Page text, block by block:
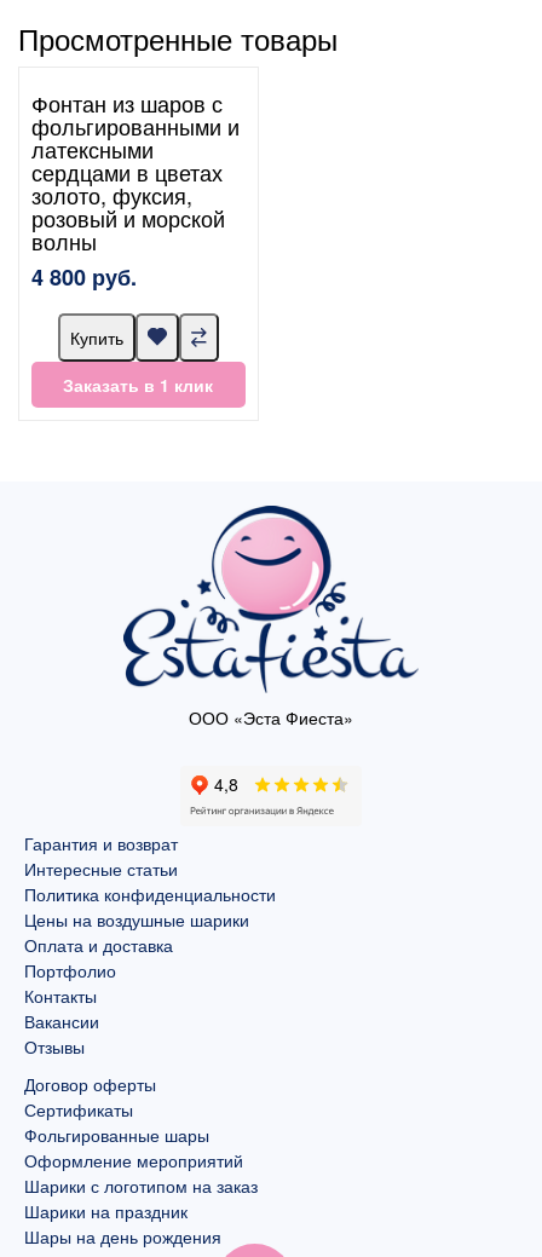
Просмотренные товары
Фонтан из шаров с
фольгированными и
латексными
сердцами в цветах
золото, фуксия,
розовый и морской
волны
4 800 руб.
Купить
Заказать в 1 клик
ООО «Эста Фиеста»
Гарантия и возврат
Интересные статьи
Политика конфиденциальности
Цены на воздушные шарики
Оплата и доставка
Портфолио
Контакты
Вакансии
Отзывы
Договор оферты
Сертификаты
Фольгированные шары
Оформление мероприятий
Шарики с логотипом на заказ
Шарики на праздник
Шары на день рождения